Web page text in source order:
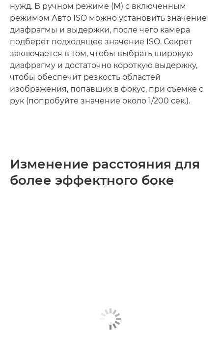
нужд. В ручном режиме (M) с включенным
режимом Авто ISO можно установить значение
диафрагмы и выдержки, после чего камера
подберет подходящее значение ISO. Секрет
заключается в том, чтобы выбрать широкую
диафрагму и достаточно короткую выдержку,
чтобы обеспечит резкость областей
изображения, попавших в фокус, при съемке с
рук (попробуйте значение около 1/200 сек.).
Изменение расстояния для
более эффектного боке